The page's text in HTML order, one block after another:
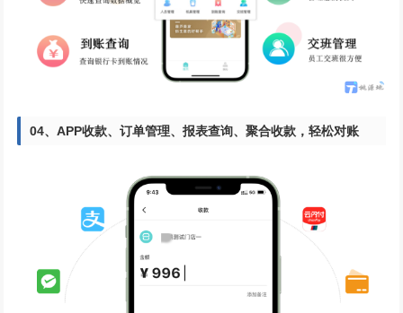
04、APP收款、订单管理、报表查询、聚合收款，轻松对账